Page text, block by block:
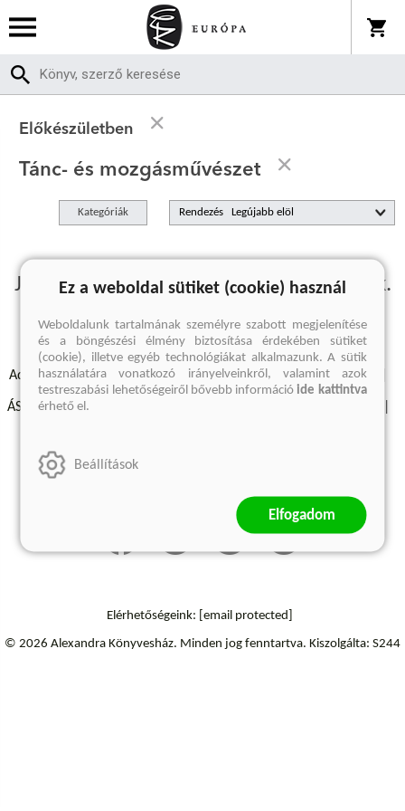
Előkészületben
Tánc- és mozgásművészet
Kategóriák Rendezés
Jelenleg nincs előkészületben termékünk.
Adatvédelmi szabályzatok Elállási felmondási nyilatkozat
ÁSZF - Vásárlási feltételek
Szállítási információk
Elérhetőségeink: [email protected]
© 2026 Alexandra Könyvesház. Minden jog fenntartva. Kiszolgálta: S244
Ez a weboldal sütiket (cookie) használ
Weboldalunk tartalmának személyre szabott megjelenítése
és a böngészési élmény biztosítása érdekében sütiket
(cookie), illetve egyéb technológiákat alkalmazunk. A sütik
használatára vonatkozó irányelveinkről, valamint azok
testreszabási lehetőségeiről bővebb információide kattintva
érhető el.
Beállítások
Elfogadom